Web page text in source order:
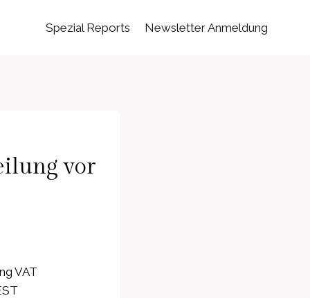
Spezial Reports Newsletter Anmeldung
vor
VAT